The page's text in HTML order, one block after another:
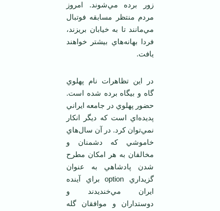
زور برده مي‌شوند. امروز
مردم منتظر مسابقه فوتبال
مي‌مانند تا به خيابان بریزند،
فردا بهانه‌هاي بيشتر خواهند
يافت.
در اين تظاهرات نام پهلوي
گاه و بيگاه برده شده است.
حضور پهلوي در جامعه ايراني
پديده‌اي است كه ديگر انكار
نمي‌توان كرد. در آن سال‌هاي
خاموشي كه دشمنان و
مخالفان به هر امكان مطرح
شدن پادشاهي به عنوان
گزيداري option براي آينده
ايران مي‌خنديدند و
دوستداران و موافقان گله